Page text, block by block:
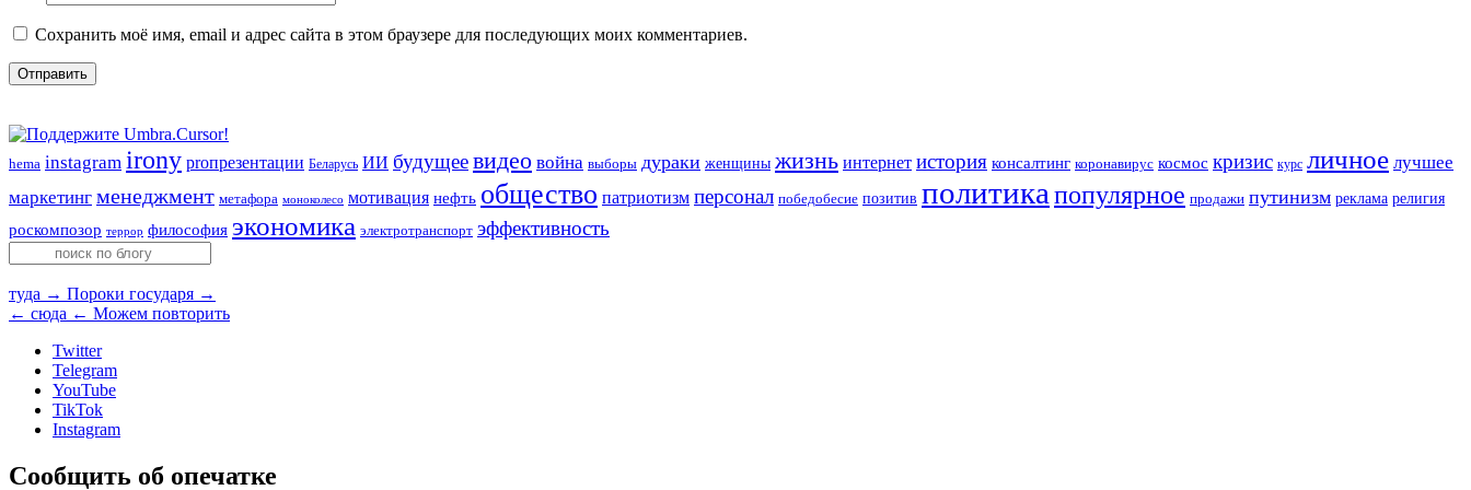
Сохранить моё имя, email и адрес сайта в этом браузере для последующих моих комментариев.
hema instagram irony proпрезентации Беларусь ИИ будущеевидео война выборы дураки женщины жизнь интернет история консалтинг коронавирус космос кризис курс личное лучшее
маркетинг менеджмент метафора моноколесо мотивация нефть общество патриотизм персонал победобесие позитив политика популярное продажи путинизм реклама религия
роскомпозор террор философия экономика электротранспорт эффективность
туда → Пороки государя →
← сюда ← Можем повторить
Twitter
Telegram
YouTube
TikTok
Instagram
Сообщить об опечатке